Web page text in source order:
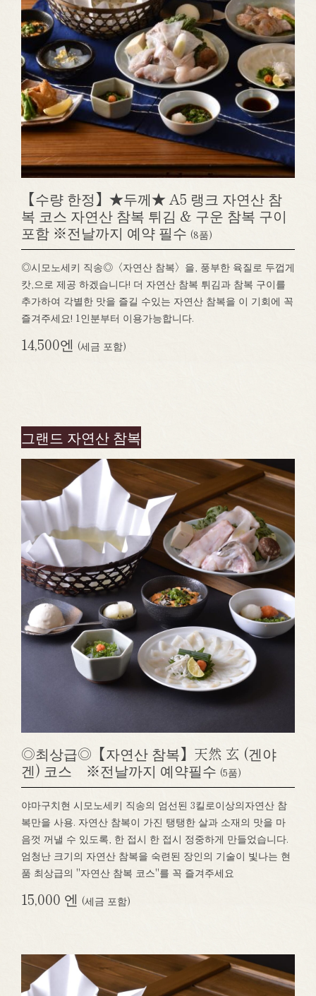
【수량 한정】★두께★ A5 랭크 자연산 참
복 코스 자연산 참복 튀김 & 구운 참복 구이
포함 ※전날까지 예약 필수 (8품)
◎시모노세키 직송◎〈자연산 참복〉을, 풍부한 육질로 두껍게
캇,으로 제공 하겠습니다! 더 자연산 참복 튀김과 참복 구이를
추가하여 각별한 맛을 즐길 수있는 자연산 참복을 이 기회에 꼭
즐겨주세요! 1인분부터 이용가능합니다.
14,500엔 (세금 포함)
그랜드 자연산 참복
◎최상급◎【자연산 참복】天然 玄 (겐야
겐) 코스 ※전날까지 예약필수 (5품)
야마구치현 시모노세키 직송의 엄선된 3킬로이상의자연산 참
복만을 사용. 자연산 참복이 가진 탱탱한 살과 소재의 맛을 마
음껏 꺼낼 수 있도록, 한 접시 한 접시 정중하게 만들었습니다.
엄청난 크기의 자연산 참복을 숙련된 장인의 기술이 빛나는 현
품 최상급의 "자연산 참복 코스"를 꼭 즐겨주세요
15,000 엔 (세금 포함)